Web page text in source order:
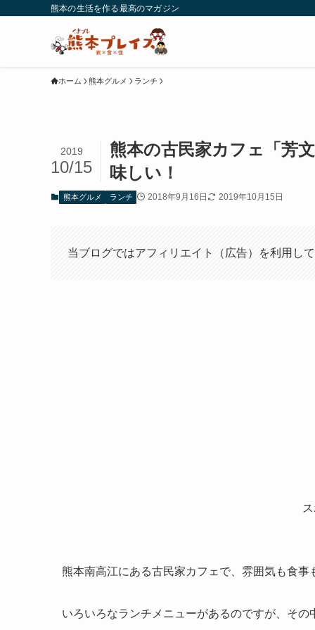
熊本の生活を作る最高のマガジン
ホーム 熊本グルメ ランチ
熊本の古民家カフェ「芳
味しい！
2019
10/15
熊本グルメ ランチ 2018年9月16日 2019年10月15日
当ブログではアフィリエイト（広告）を利用し
熊本南高江にある古民家カフェで、雰囲気も食
いろいろなランチメニューがあるのですが、そ